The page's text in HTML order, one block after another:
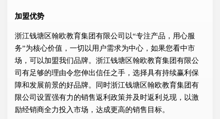
加盟优势
浙江钱塘区翰欧教育集团有限公司以“专注产品，用心服
务”为核心价值，一切以用户需求为中心，如果您看中市
场，可以加盟我们品牌。浙江钱塘区翰欧教育集团有限公
司有足够的理由令您伸出信任之手，选择具有持续赢利保
障和发展前景的好品牌。同时浙江钱塘区翰欧教育集团有
限公司设置强有力的销售返利政策并及时返利兑现，以激
励经销商全力投入市场，达成更高的销售目标。